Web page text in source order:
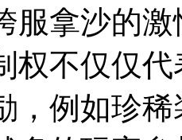
服拿沙的
权不仅仅
，例如珍